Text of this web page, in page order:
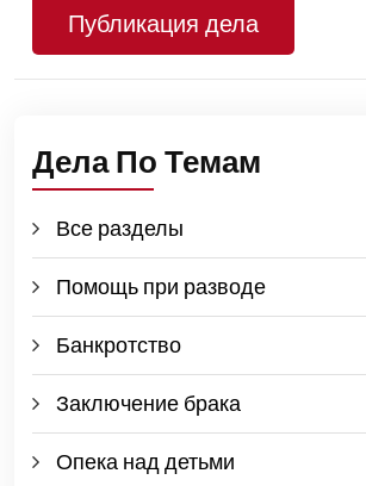
Публикация дела
Дела По Темам
Все разделы
Помощь при разводе
Банкротство
Заключение брака
Опека над детьми